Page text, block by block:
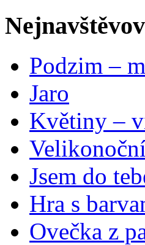
Podzim –
Jaro
Květiny –
Jsem do
Hra s
Ovečka z